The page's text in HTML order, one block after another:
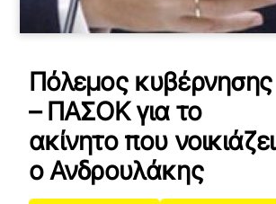
Πόλεμος κυβέρνησης
– ΠΑΣΟΚ για το
ακίνητο που νοικιάζει
ο Ανδρουλάκης